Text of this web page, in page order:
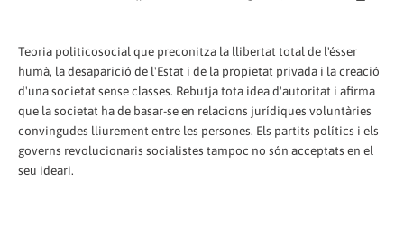
Teoria politicosocial que preconitza la llibertat total de l'ésser
humà, la desaparició de l'Estat i de la propietat privada i la creació
d'una societat sense classes. Rebutja tota idea d'autoritat i afirma
que la societat ha de basar-se en relacions jurídiques voluntàries
convingudes lliurement entre les persones. Els partits polítics i els
governs revolucionaris socialistes tampoc no són acceptats en el
seu ideari.